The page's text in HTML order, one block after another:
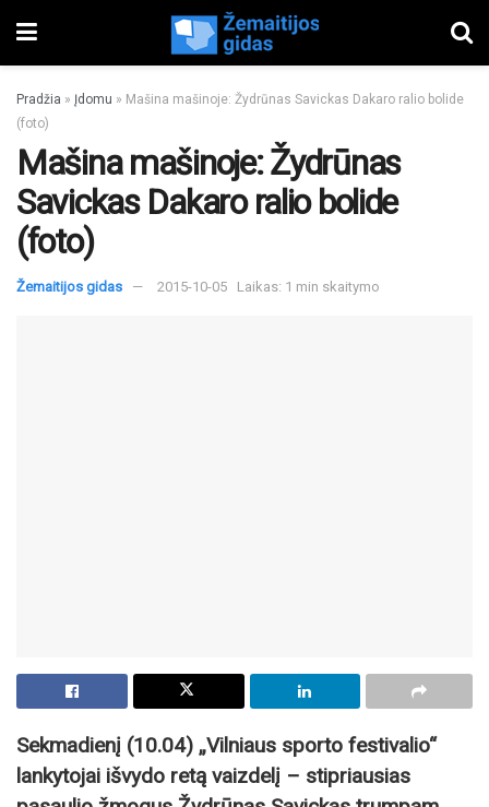
Pradžia » Įdomu » Mašina mašinoje: Žydrūnas Savickas Dakaro ralio bolide
(foto)
Mašina mašinoje: Žydrūnas
Savickas Dakaro ralio bolide
(foto)
Žemaitijos gidas 2015-10-05 Laikas: 1 min skaitymo
Sekmadienį (10.04) „Vilniaus sporto festivalio“
lankytojai išvydo retą vaizdelį – stipriausias